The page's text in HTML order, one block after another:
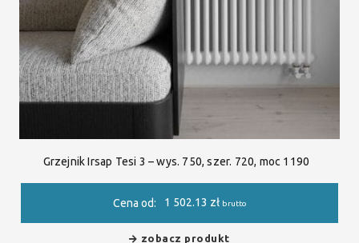
Grzejnik Irsap Tesi 3 – wys. 750, szer. 720, moc 1190
Cena od: 1 502.13 zł brutto
zobacz produkt